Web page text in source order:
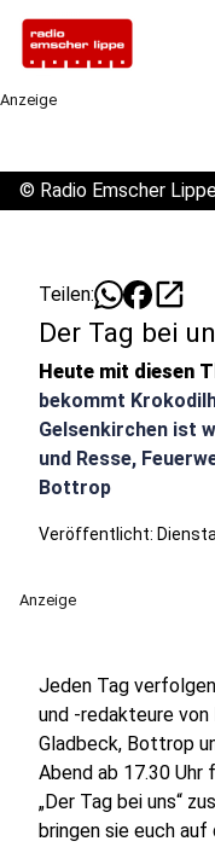
Anzeige
© Radio Emscher
Teilen: open_in_new
Der Tag bei
Heute mit diesen
bekommt
Gelsenkirchen ist
und Resse,
Bottrop
Veröffentlicht:
Anzeige
Jeden Tag
und -redakteure von
Gladbeck, Bottrop
Abend ab 17.30 Uhr
„Der Tag bei uns“
bringen sie euch